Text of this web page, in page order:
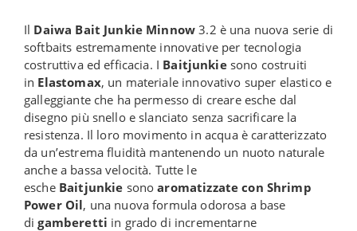
Il Daiwa Bait Junkie Minnow 3.2 è una nuova serie di
softbaits estremamente innovative per tecnologia
costruttiva ed efficacia. I Baitjunkiesono costruiti
in Elastomax, un materiale innovativo super elastico e
galleggiante che ha permesso di creare esche dal
disegno più snello e slanciato senza sacrificare la
resistenza. Il loro movimento in acqua è caratterizzato
da un’estrema fluidità mantenendo un nuoto naturale
anche a bassa velocità. Tutte le
esche Baitjunkie sonoaromatizzate con Shrimp
Power Oil, una nuova formula odorosa a base
digamberetti in grado di incrementarne